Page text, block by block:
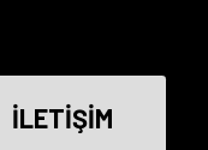
İLETİŞİM